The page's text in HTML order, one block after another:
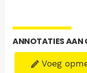
ANNOTATIES AAN
Voeg